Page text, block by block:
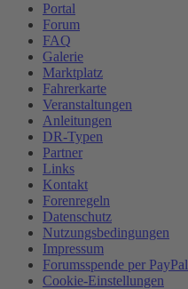
Portal
Forum
FAQ
Galerie
Marktplatz
Fahrerkarte
Veranstaltungen
Anleitungen
DR-Typen
Partner
Links
Kontakt
Forenregeln
Datenschutz
Nutzungsbedingungen
Impressum
Forumsspende per PayPal
Cookie-Einstellungen